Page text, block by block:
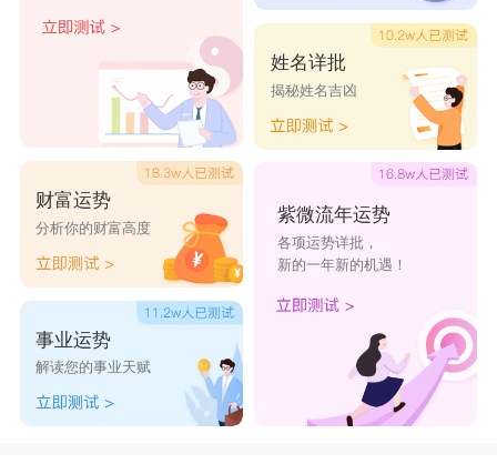
思给恋人添堵，挑剔恋人这个不好，那个不好，虽
然初衷是想让恋人更完美，但是天天叨叨谁受得
星座乐原创文章，转载需注明出处
财富运势
分析你的财富高度
事业运势
解读您的事业天赋
姓名详批
揭秘姓名吉凶
紫微流年运势
各项运势详批，
新的一年新的机遇！